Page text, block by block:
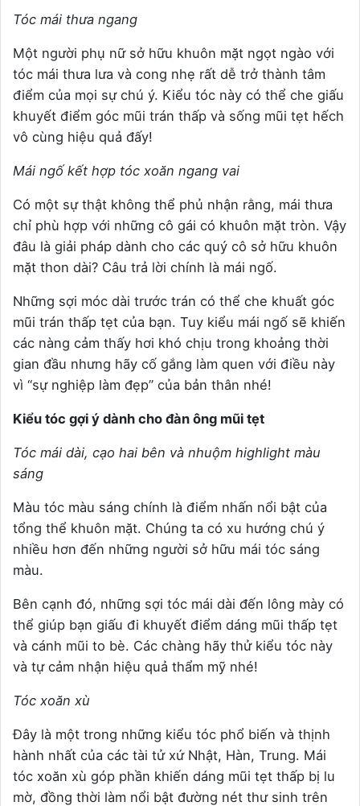
Tóc mái thưa ngang
Một người phụ nữ sở hữu khuôn mặt ngọt ngào với
tóc mái thưa lưa và cong nhẹ rất dễ trở thành tâm
điểm của mọi sự chú ý. Kiểu tóc này có thể che giấu
khuyết điểm góc mũi trán thấp và sống mũi tẹt hếch
vô cùng hiệu quả đấy!
Mái ngố kết hợp tóc xoăn ngang vai
Có một sự thật không thể phủ nhận rằng, mái thưa
chỉ phù hợp với những cô gái có khuôn mặt tròn. Vậy
đâu là giải pháp dành cho các quý cô sở hữu khuôn
mặt thon dài? Câu trả lời chính là mái ngố.
Những sợi móc dài trước trán có thể che khuất góc
mũi trán thấp tẹt của bạn. Tuy kiểu mái ngố sẽ khiến
các nàng cảm thấy hơi khó chịu trong khoảng thời
gian đầu nhưng hãy cố gắng làm quen với điều này
vì “sự nghiệp làm đẹp” của bản thân nhé!
Kiểu tóc gợi ý dành cho đàn ông mũi tẹt
Tóc mái dài, cạo hai bên và nhuộm highlight màu
sáng
Màu tóc màu sáng chính là điểm nhấn nổi bật của
tổng thể khuôn mặt. Chúng ta có xu hướng chú ý
nhiều hơn đến những người sở hữu mái tóc sáng
màu.
Bên cạnh đó, những sợi tóc mái dài đến lông mày có
thể giúp bạn giấu đi khuyết điểm dáng mũi thấp tẹt
và cánh mũi to bè. Các chàng hãy thử kiểu tóc này
và tự cảm nhận hiệu quả thẩm mỹ nhé!
Tóc xoăn xù
Đây là một trong những kiểu tóc phổ biến và thịnh
hành nhất của các tài tử xứ Nhật, Hàn, Trung. Mái
tóc xoăn xù góp phần khiến dáng mũi tẹt thấp bị lu
mờ, đồng thời làm nổi bật đường nét thư sinh trên